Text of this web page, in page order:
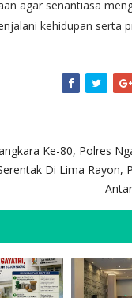
agar senantiasa
kehidupan serta
Ke-80, Polres
Di Lima Rayon,